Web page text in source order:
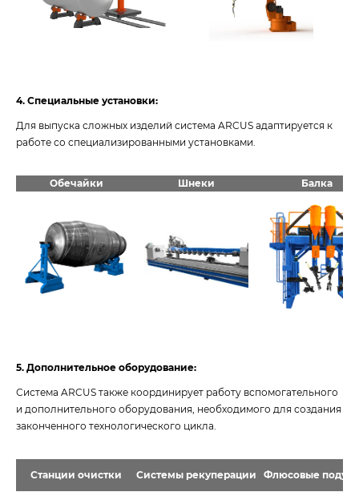
4. Специальные установки:
Для выпуска сложных изделий система ARCUS адаптируется к
работе со специализированными установками.
Обечайки Шнеки Балка
5. Дополнительное оборудование:
Система ARCUS также координирует работу вспомогательного
и дополнительного оборудования, необходимого для создания
законченного технологического цикла.
Станции очистки Системы рекуперации Флюсовые